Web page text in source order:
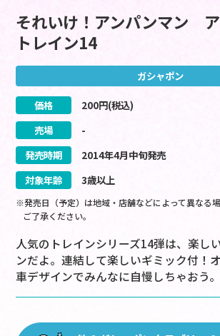
それいけ！アンパンマン
トレイン14
ガシャポン
価格 200円(税込)
売場
-
発売時期
2014年4月中旬発売
対象年齢
3歳以上
※発売日（予定）は地域・店舗などによって異なる
ご了承ください。
人気のトレインシリーズ14弾は、楽し
ンだよ。連結して楽しいギミック付！
車デザインでみんなに自慢しちゃおう。